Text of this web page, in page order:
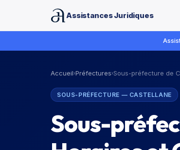
Assistances Juridiques
Accueil›Préfectures›Sous-préfecture de
SOUS-PRÉFECTURE — CASTELLANE
Sous-